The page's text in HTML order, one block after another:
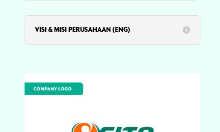
VISI & MISI PERUSAHAAN (ENG)